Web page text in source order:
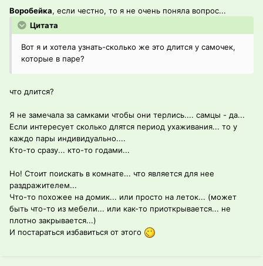
Воробейка, если честно, то я не очень поняла вопрос...
Цитата
Вот я и хотела узнать-сколько же это длится у самочек,
которые в паре?
что длится?
Я не замечала за самками чтобы они терлись.... самцы - да...
Если интересует сколько длятся период ухаживания... то у
каждо пары индивидуально....
Кто-то сразу... кто-то годами...
Но! Стоит поискать в комнате... что является для нее
раздражителем...
Что-то похожее на домик... или просто на леток... (может
быть что-то из мебели... или как-то приоткрывается... не
плотно закрывается...)
И постараться избавиться от этого